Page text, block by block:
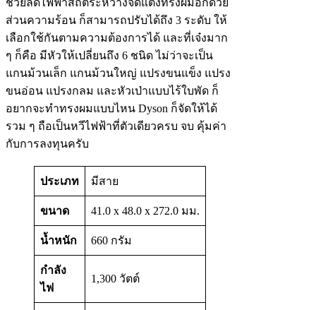
ส่วนความร้อน ก็สามารถปรับได้ถึง 3 ระดับ ให้
เลือกใช้กันตามความต้องการได้ และที่เจ๋งมาก
ๆ ก็คือ มีหัวให้เปลี่ยนถึง 6 ชนิด ไม่ว่าจะเป็น
แกนม้วนเล็ก แกนม้วนใหญ่ แปรงขนแข็ง แปรง
ขนอ่อน แปรงกลม และหัวเป่าแบบไร้ใบพัด ก็
อยากจะทำทรงผมแบบไหน Dyson ก็จัดให้ได้
รวม ๆ ถือเป็นหวีไฟฟ้าที่ตัวเดียวครบ จบ คุ้มค่า
กับการลงทุนครับ
ประเภท มีสาย
ขนาด 41.0 x 48.0 x 272.0 มม.
น้ำหนัก 660 กรัม
กำลัง
ไฟ
1,300 วัตต์